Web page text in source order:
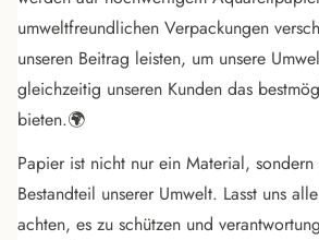
umweltfreundlichen Verpackungen
unseren Beitrag leisten, um unsere
gleichzeitig unseren Kunden das
bieten.🌍
Papier ist nicht nur ein Material,
Bestandteil unserer Umwelt. Lasst uns
achten, es zu schützen und